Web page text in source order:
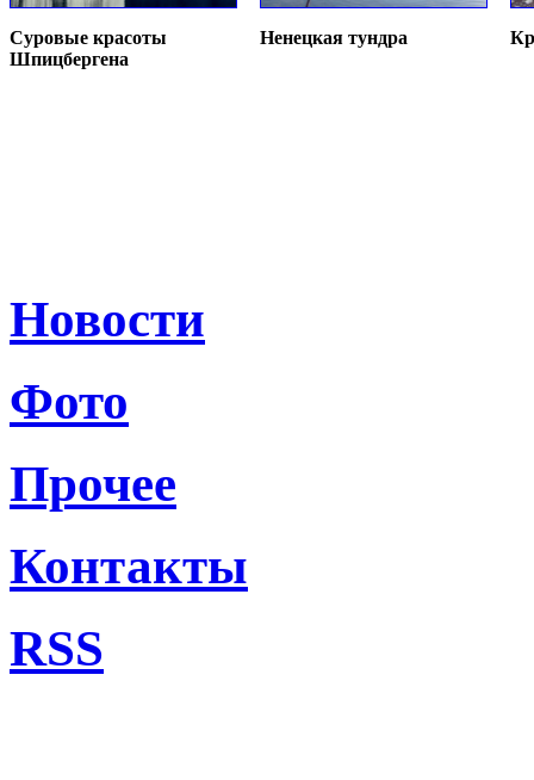
Суровые красоты
Шпицбергена
Ненецкая тундра
Новости
Фото
Прочее
Контакты
RSS